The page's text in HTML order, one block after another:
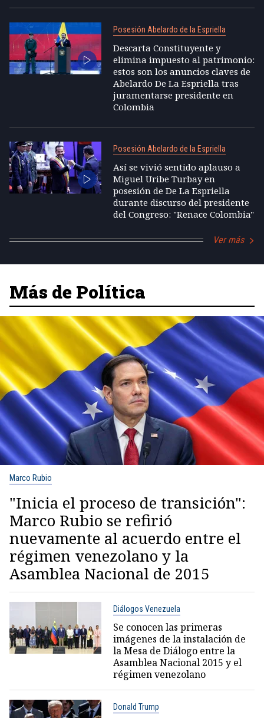
Posesión Abelardo de la Espriella
Descarta Constituyente y
elimina impuesto al patrimonio:
estos son los anuncios claves de
Abelardo De La Espriella tras
juramentarse presidente en
Colombia
Posesión Abelardo de la Espriella
Así se vivió sentido aplauso a
Miguel Uribe Turbay en
posesión de De La Espriella
durante discurso del presidente
del Congreso: "Renace Colombia"
Ver más
Más de Política
Marco Rubio
"Inicia el proceso de transición":
Marco Rubio se refirió
nuevamente al acuerdo entre el
régimen venezolano y la
Asamblea Nacional de 2015
Diálogos Venezuela
Se conocen las primeras
imágenes de la instalación de
la Mesa de Diálogo entre la
Asamblea Nacional 2015 y el
régimen venezolano
Donald Trump